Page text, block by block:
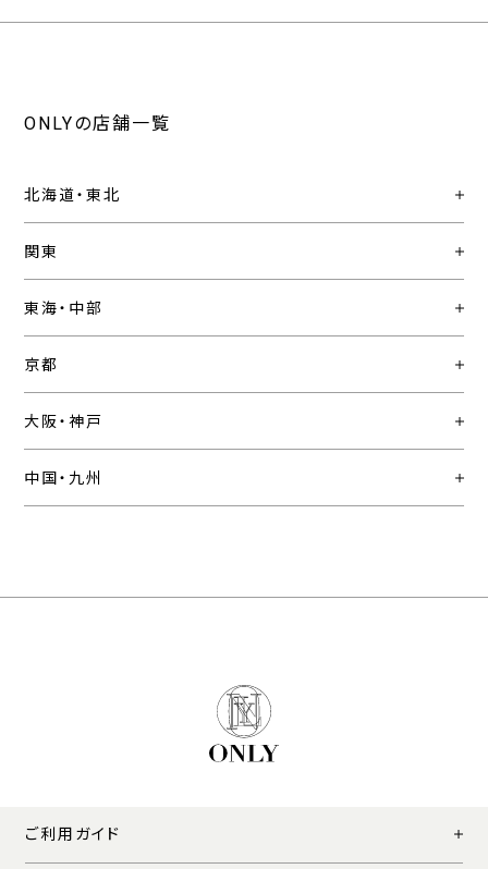
ONLYの店舗一覧
北海道・東北
関東
東海・中部
京都
大阪・神戸
中国・九州
ご利用ガイド